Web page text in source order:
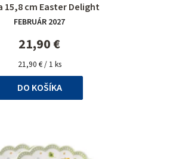
15,8 cm Easter Delight
hodnotenie
produktu
je
5,0
z
5
hviezdičiek.
FEBRUÁR 2027
21,90 €
Jednotková
cena:
21,90 € / 1 ks
DO KOŠÍKA